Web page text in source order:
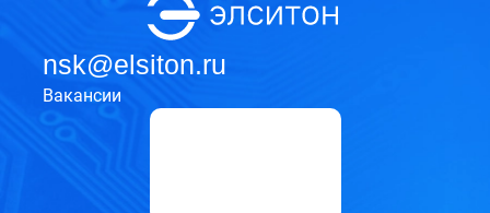
nsk@elsiton.ru
Вакансии